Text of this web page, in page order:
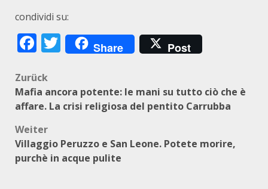
condividi su:
Facebook
Twitter
Share Post
Beitragsnavigation
Zurück
Mafia ancora potente: le mani su tutto ciò che è
affare. La crisi religiosa del pentito Carrubba
Weiter
Villaggio Peruzzo e San Leone. Potete morire,
purchè in acque pulite